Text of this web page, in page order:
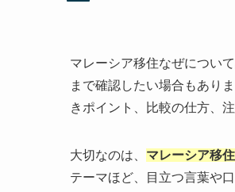
マレーシア移住なぜについ
まで確認したい場合もあり
きポイント、比較の仕方、
大切なのは、 マレーシア移
テーマほど、目立つ言葉や